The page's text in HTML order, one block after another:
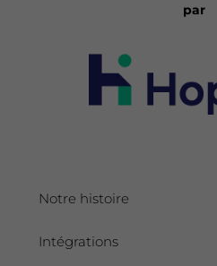
par
Notre histoire
Intégrations